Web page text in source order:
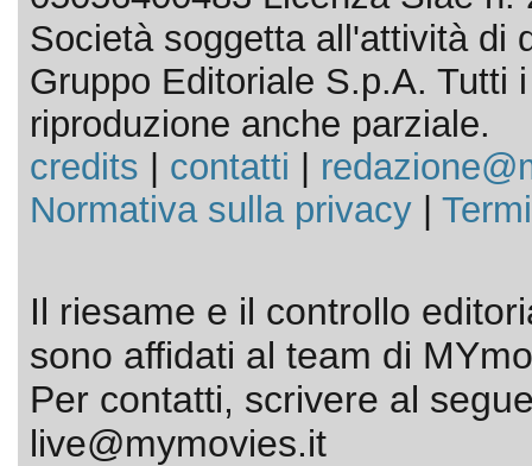
Società soggetta all'attività di
Gruppo Editoriale S.p.A. Tutti
riproduzione anche parziale.
credits
contatti
Normativa sulla privacy|
Il riesame e il controllo
sono affidati al team di
Per contatti, scrivere al
live@mymovies.it